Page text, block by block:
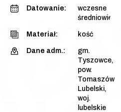
Datowanie:
wczesne
średniowiecze
Materiał: kość
Dane adm.:
gm.
Tyszowce,
pow.
Tomaszów
Lubelski,
woj.
lubelskie